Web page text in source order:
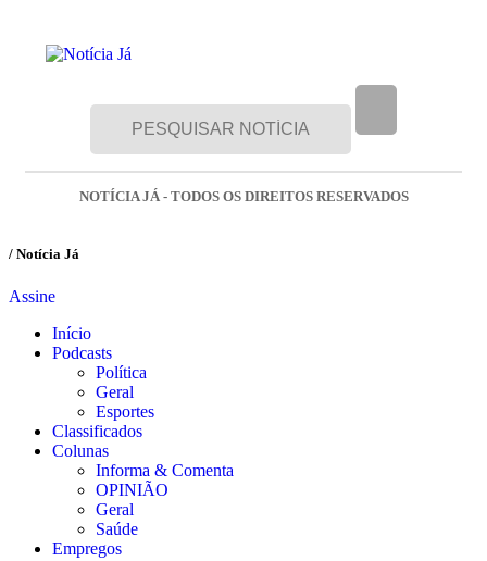
NOTÍCIA JÁ - TODOS OS DIREITOS RESERVADOS
/ Notícia Já
Assine
Início
Podcasts
Política
Geral
Esportes
Classificados
Colunas
Informa & Comenta
OPINIÃO
Geral
Saúde
Empregos